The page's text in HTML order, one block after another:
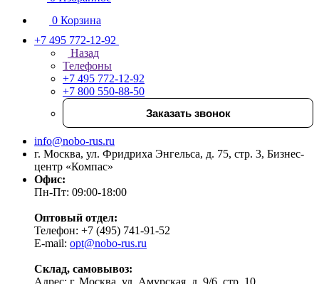
0 Корзина
+7 495 772-12-92
Назад
Телефоны
+7 495 772-12-92
+7 800 550-88-50
Заказать звонок
info@nobo-rus.ru
г. Москва, ул. Фридриха Энгельса, д. 75, стр. 3, Бизнес-
центр «Компас»
Офис:
Пн-Пт: 09:00-18:00
Оптовый отдел:
Телефон: +7 (495) 741-91-52
E-mail: opt@nobo-rus.ru
Склад, самовывоз:
Адрес: г. Москва, ул. Амурская, д. 9/6, стр. 10